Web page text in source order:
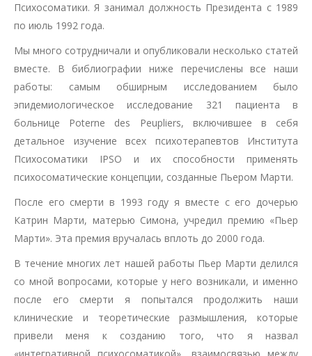
Психосоматики. Я занимал должность Президента с 1989
по июль 1992 года.
Мы много сотрудничали и опубликовали несколько статей
вместе. В библиографии ниже перечислены все наши
работы: самым обширным исследованием было
эпидемиологическое исследование 321 пациента в
больнице Poterne des Peupliers, включившее в себя
детальное изучение всех психотерапевтов Института
Психосоматики IPSO и их способности применять
психосоматические концепции, созданные Пьером Марти.
После его смерти в 1993 году я вместе с его дочерью
Катрин Марти, матерью Симона, учредил премию «Пьер
Марти». Эта премия вручалась вплоть до 2000 года.
В течение многих лет нашей работы Пьер Марти делился
со мной вопросами, которые у него возникали, и именно
после его смерти я попытался продолжить наши
клинические и теоретические размышления, которые
привели меня к созданию того, что я назвал